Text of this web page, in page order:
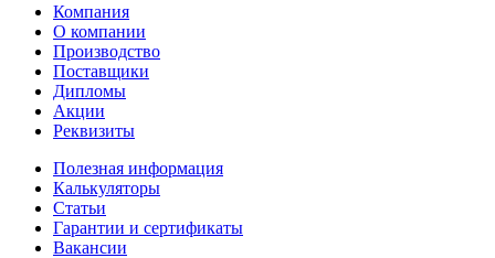
Компания
О компании
Производство
Поставщики
Дипломы
Акции
Реквизиты
Полезная информация
Калькуляторы
Статьи
Гарантии и сертификаты
Вакансии